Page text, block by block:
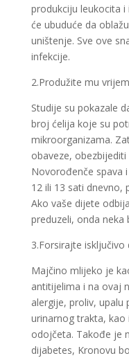
produkciju leukocita
će ubuduće da
uništenje. Sve ove
infekcije.
2.Produžite mu
Studije su pokazale
broj ćelija koje su
mikroorganizama.
obaveze,
Novorođenče spava
12 ili 13 sati dnevno,
Ako vaše dijete
preduzeli, onda neka
3.Forsirajte
Majčino mlijeko je
antitijelima i na ovaj
alergije, proliv, upalu
urinarnog trakta, kao
odojčeta. Takođe je
dijabetes, Kronovu